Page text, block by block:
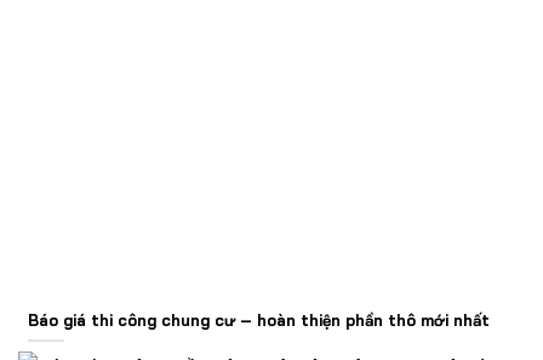
Báo giá thi công chung cư – hoàn thiện phần thô mới nhất